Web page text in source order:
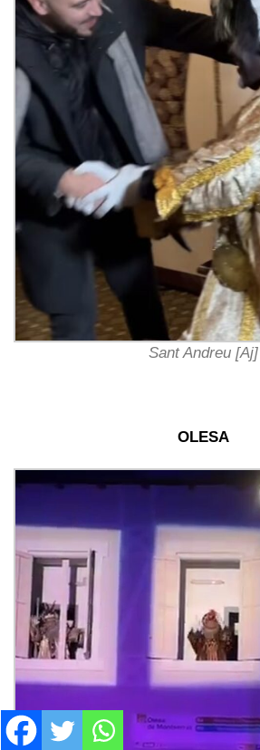
Sant Andreu [Aj]
OLESA